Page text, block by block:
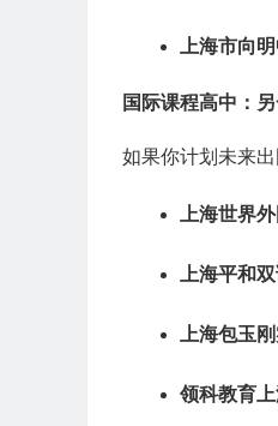
上海市向
国际课程高中：
如果你计划未来
上海世界
上海平和
上海包玉
领科教育